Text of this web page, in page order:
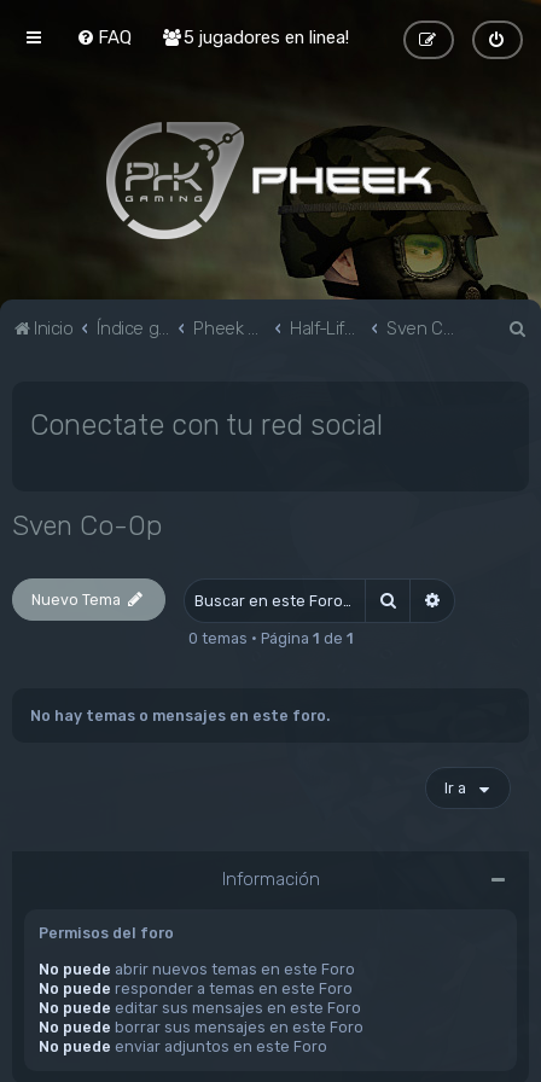
FAQ 5 jugadores en linea!
Inicio Índice general Pheek Gaming Half-Life & Mods Sven Co-Op
Conectate con tu red social
Sven Co-Op
Nuevo Tema Buscar Búsqueda
0 temas • Página 1 de 1
No hay temas o mensajes en este foro.
Ir a
Información
Permisos del foro
No puede abrir nuevos temas en este Foro
No puede responder a temas en este Foro
No puede editar sus mensajes en este Foro
No puede borrar sus mensajes en este Foro
No puede enviar adjuntos en este Foro